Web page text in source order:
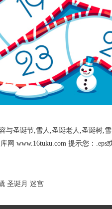
与圣诞节,雪人,圣诞老人,圣诞树,
网 www.16tuku.com 提示您：
圣诞月 迷宫